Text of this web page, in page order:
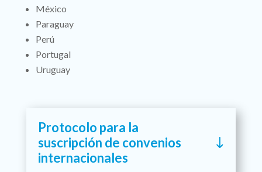
México
Paraguay
Perú
Portugal
Uruguay
Protocolo para la
suscripción de convenios
internacionales